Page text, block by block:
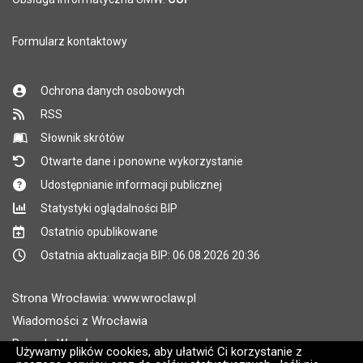
Używamy plików cookies, aby ułatwić Ci korzystanie z
Formularz kontaktowy
Ochrona danych osobowych
RSS
Słownik skrótów
Otwarte dane i ponowne wykorzystanie
Udostępnianie informacji publicznej
Statystyki oglądalności BIP
Ostatnio opublikowane
Ostatnia aktualizacja BIP: 06.08.2026 20:36
Strona Wrocławia: www.wroclaw.pl
Wiadomości z Wrocławia
Pogoda Wrocław